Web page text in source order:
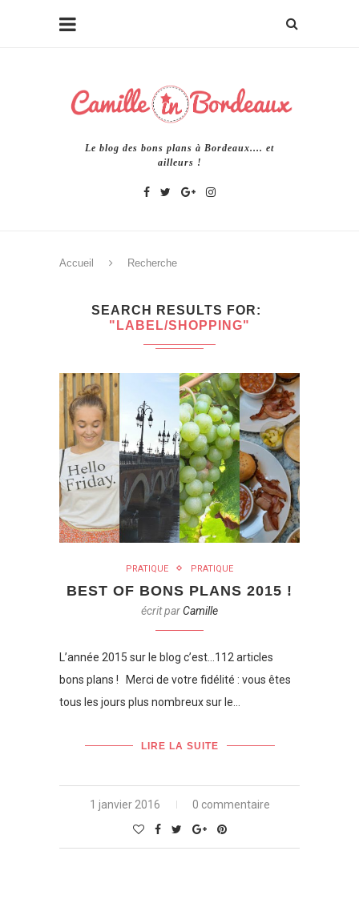
Le blog des bons plans à Bordeaux.... et
ailleurs !
Accueil Recherche
SEARCH RESULTS FOR
"LABEL/SHOPPING"
PRATIQUE PRATIQUE
BEST OF BONS PLANS 2015 !
écrit parCamille
L’année 2015 sur le blog c’est…112 articles
bons plans ! Merci de votre fidélité : vous êtes
tous les jours plus nombreux sur le…
LIRE LA SUITE
1 janvier 2016 0 commentaire